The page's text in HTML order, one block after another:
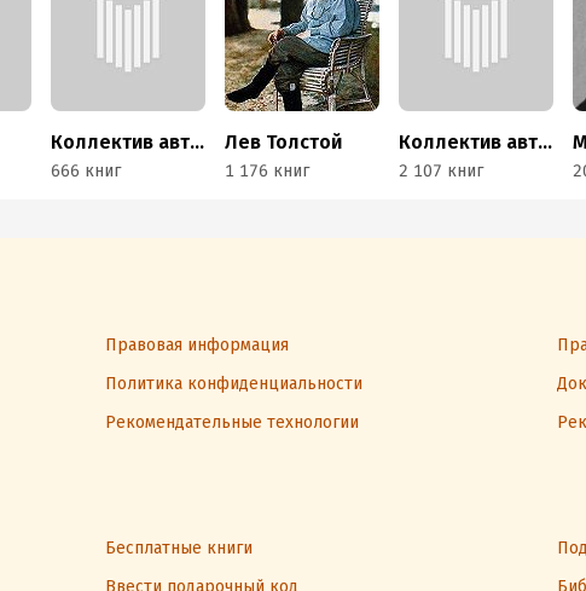
Коллектив авторов
666 книг
Лев Толстой
1 176 книг
Коллектив авторов
2 107 книг
Правовая информация
Политика конфиденциальности
Рекомендательные технологии
Бесплатные книги
Ввести подарочный код